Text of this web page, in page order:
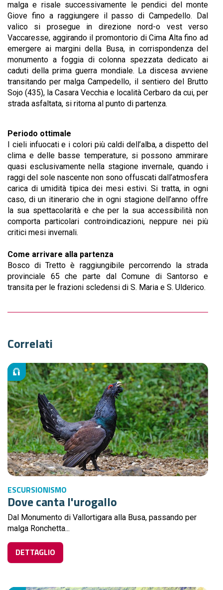
malga e risale successivamente le pendici del monte
Giove fino a raggiungere il passo di Campedello. Dal
valico si prosegue in direzione nord-o vest verso
Vaccaresse, aggirando il promontorio di Cima Alta fino ad
emergere ai margini della Busa, in corrispondenza del
monumento a foggia di colonna spezzata dedicato ai
caduti della prima guerra mondiale. La discesa avviene
transitando per malga Campedello, il sentiero del Brutto
Sojo (435), la Casara Vecchia e località Cerbaro da cui, per
strada asfaltata, si ritorna al punto di partenza.
Periodo ottimale
I cieli infuocati e i colori più caldi dell’alba, a dispetto del
clima e delle basse temperature, si possono ammirare
quasi esclusivamente nella stagione invernale, quando i
raggi del sole nascente non sono offuscati dall’atmosfera
carica di umidità tipica dei mesi estivi. Si tratta, in ogni
caso, di un itinerario che in ogni stagione dell’anno offre
la sua spettacolarità e che per la sua accessibilità non
comporta particolari controindicazioni, neppure nei più
critici mesi invernali.
Come arrivare alla partenza
Bosco di Tretto è raggiungibile percorrendo la strada
provinciale 65 che parte dal Comune di Santorso e
transita per le frazioni scledensi di S. Maria e S. Ulderico.
Correlati
ESCURSIONISMO
Dove canta l'urogallo
Dal Monumento di Vallortigara alla Busa, passando per
malga Ronchetta...
DETTAGLIO